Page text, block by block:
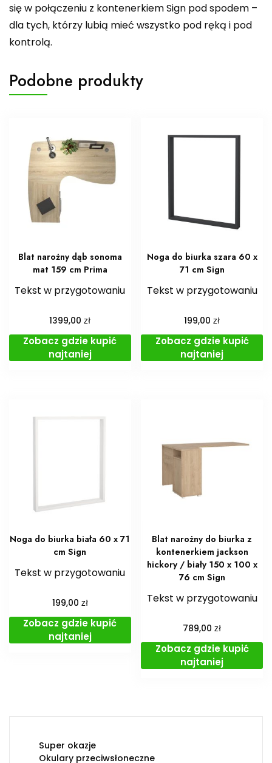
się w połączeniu z kontenerkiem Sign pod spodem –
dla tych, którzy lubią mieć wszystko pod ręką i pod
kontrolą.
Podobne produkty
Blat narożny dąb sonoma
mat 159 cm Prima
Tekst w przygotowaniu
1399,00zł
Zobacz gdzie kupić
najtaniej
Noga do biurka szara 60 x
71 cm Sign
Tekst w przygotowaniu
199,00zł
Zobacz gdzie kupić
najtaniej
Noga do biurka biała 60 x 71
cm Sign
Tekst w przygotowaniu
199,00 zł
Zobacz gdzie kupić
najtaniej
Blat narożny do biurka z
kontenerkiem jackson
hickory / biały 150 x 100 x
76 cm Sign
Tekst w przygotowaniu
789,00zł
Zobacz gdzie kupić
najtaniej
Super okazje
Okulary przeciwsłoneczne